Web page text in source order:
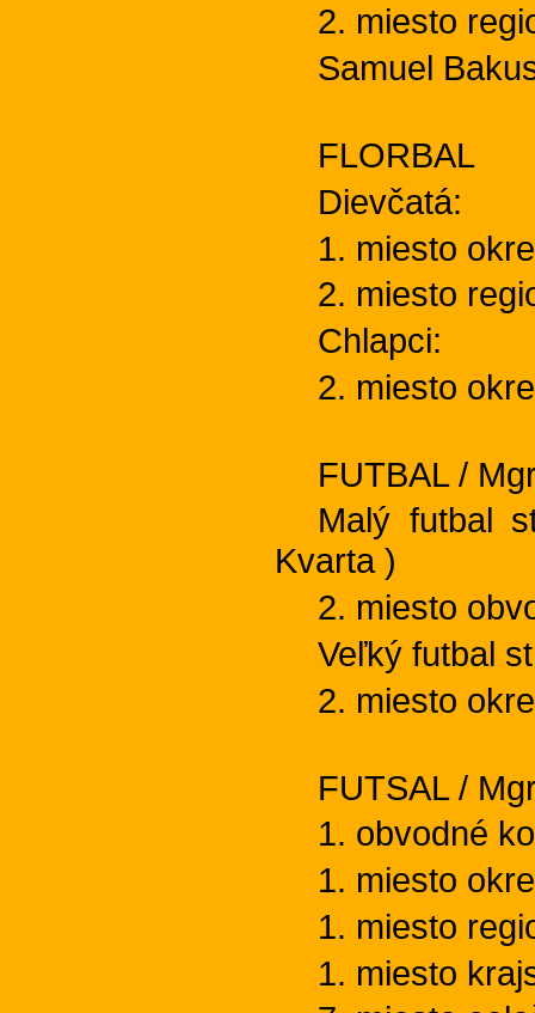
2. miesto
Samuel
FLORBAL
Dievčatá:
1. miesto
2. miesto
Chlapci:
2. miesto
FUTBAL /
Malý futbal
Kvarta )
2. miesto
Veľký futbal
2. miesto
FUTSAL /
1. obvodné
1. miesto
1. miesto
1. miesto